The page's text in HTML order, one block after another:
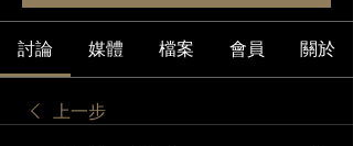
討論 媒體 檔案 會員 關於
上一步